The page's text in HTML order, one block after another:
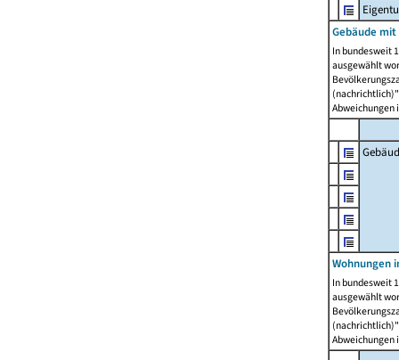
Gebäude
In bundesweit
ausgewählt
Abweichungen
Wohnungen
In bundesweit
ausgewählt
Abweichungen